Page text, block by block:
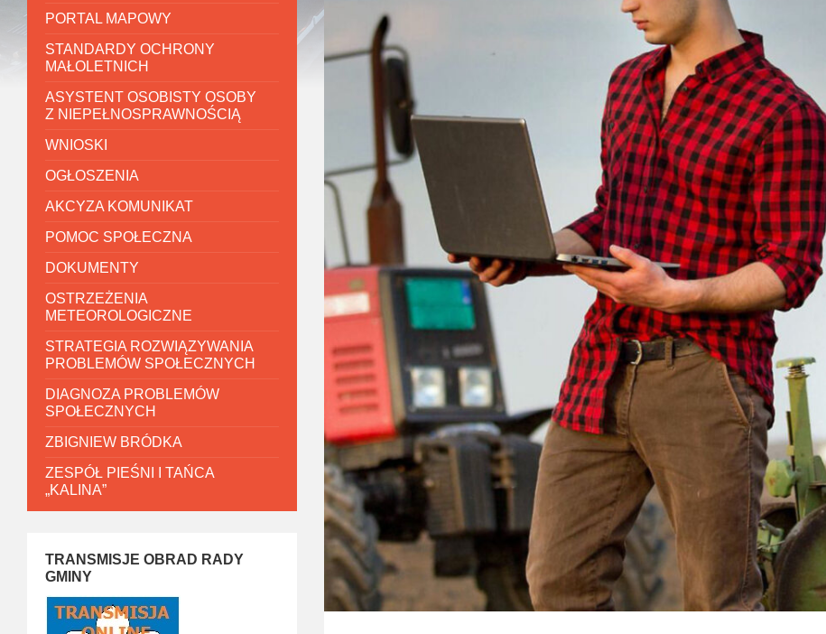
PORTAL MAPOWY
STANDARDY OCHRONY
MAŁOLETNICH
ASYSTENT OSOBISTY OSOBY
Z NIEPEŁNOSPRAWNOŚCIĄ
WNIOSKI
OGŁOSZENIA
AKCYZA KOMUNIKAT
POMOC SPOŁECZNA
DOKUMENTY
OSTRZEŻENIA
METEOROLOGICZNE
STRATEGIA ROZWIĄZYWANIA
PROBLEMÓW SPOŁECZNYCH
DIAGNOZA PROBLEMÓW
SPOŁECZNYCH
ZBIGNIEW BRÓDKA
ZESPÓŁ PIEŚNI I TAŃCA
„KALINA”
TRANSMISJE OBRAD RADY
GMINY